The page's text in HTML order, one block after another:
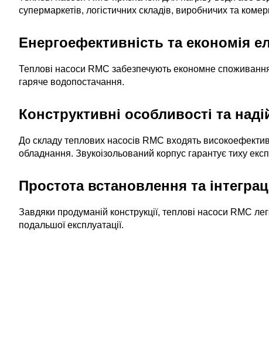
супермаркетів, логістичних складів, виробничих та
Енергоефективність та економія
Теплові насоси RMC забезпечують економне
гаряче водопостачання.
Конструктивні особливості та
До складу теплових насосів RMC входять
обладнання. Звукоізольований корпус гарантує тиху
Простота встановлення та
Завдяки продуманій конструкції, теплові насоси RMC
подальшої експлуатації.